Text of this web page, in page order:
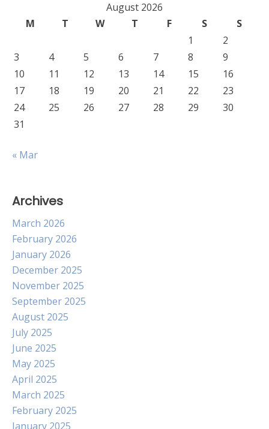
August 2026
M
T W T F S
S
1
2
3
4 5 6 7 8
9
10
11 12 13 14 15
16
17
18 19 20 21 22
23
24
25 26 27 28 29
30
31
« Mar
Archives
March 2026
February 2026
January 2026
December 2025
November 2025
September 2025
August 2025
July 2025
June 2025
May 2025
April 2025
March 2025
February 2025
January 2025